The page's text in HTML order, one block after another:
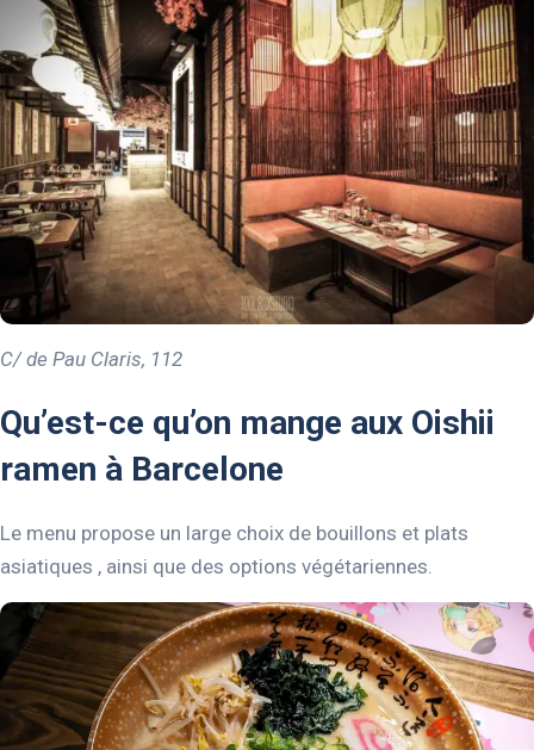
C/ de Pau Claris, 112
Qu’est-ce qu’on mange aux Oishii
ramen à Barcelone
Le menu propose un large choix de bouillons et plats
asiatiques , ainsi que des options végétariennes.